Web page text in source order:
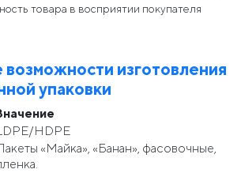
товара в восприятии покупателя
возможности изготовления
упаковки
HDPE
«Майка», «Банан», фасовочные,